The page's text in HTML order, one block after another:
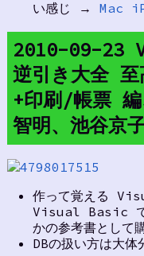
い感じ → Mac
2010-09-23
逆引き大全
+印刷/帳票 編
智明、池谷京
作って覚える
Visual Basic で
かの参考書として
DBの扱い方は大体